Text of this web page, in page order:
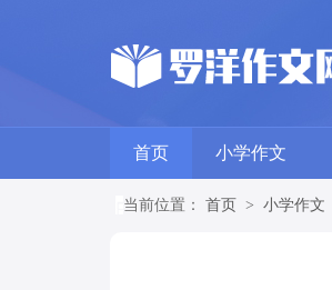
首页 小学作文
当前位置： 首页 > 小学作文